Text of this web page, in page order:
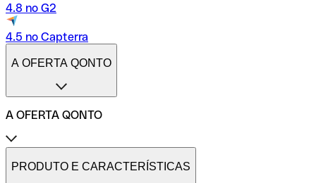
4.8 no G2
4.5 no Capterra
A OFERTA QONTO
A OFERTA QONTO
Tarifas
Conta profissional online
PRODUTO E CARACTERÍSTICAS